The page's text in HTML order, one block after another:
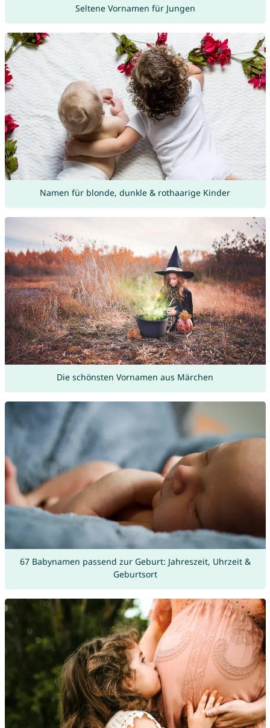
Seltene Vornamen für Jungen
Namen für blonde, dunkle & rothaarige Kinder
Die schönsten Vornamen aus Märchen
67 Babynamen passend zur Geburt: Jahreszeit, Uhrzeit &
Geburtsort